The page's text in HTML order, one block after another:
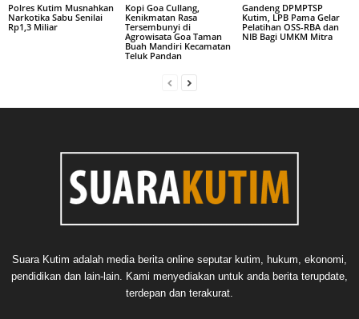
Polres Kutim Musnahkan
Narkotika Sabu Senilai
Rp1,3 Miliar
Kopi Goa Cullang,
Kenikmatan Rasa
Tersembunyi di
Agrowisata Goa Taman
Buah Mandiri Kecamatan
Teluk Pandan
Gandeng DPMPTSP
Kutim, LPB Pama Gelar
Pelatihan OSS-RBA dan
NIB Bagi UMKM Mitra
Suara Kutim adalah media berita online seputar kutim, hukum, ekonomi,
pendidikan dan lain-lain. Kami menyediakan untuk anda berita terupdate,
terdepan dan terakurat.